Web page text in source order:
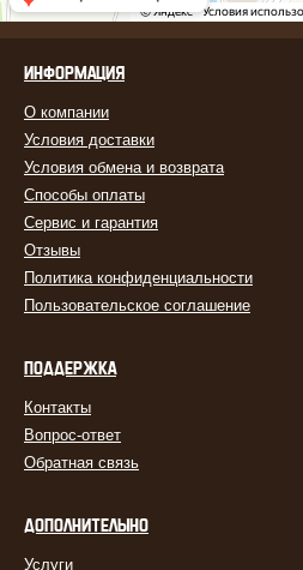
ИНФОРМАЦИЯ
О компании
Условия доставки
Условия обмена и возврата
Способы оплаты
Сервис и гарантия
Отзывы
Политика конфиденциальности
Пользовательское соглашение
ПОДДЕРЖКА
Контакты
Вопрос-ответ
Обратная связь
ДОПОЛНИТЕЛЬНО
Услуги